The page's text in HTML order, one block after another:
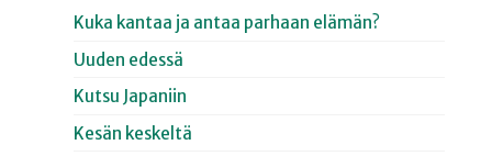
Kuka kantaa ja antaa parhaan elämän?
Uuden edessä
Kutsu Japaniin
Kesän keskeltä